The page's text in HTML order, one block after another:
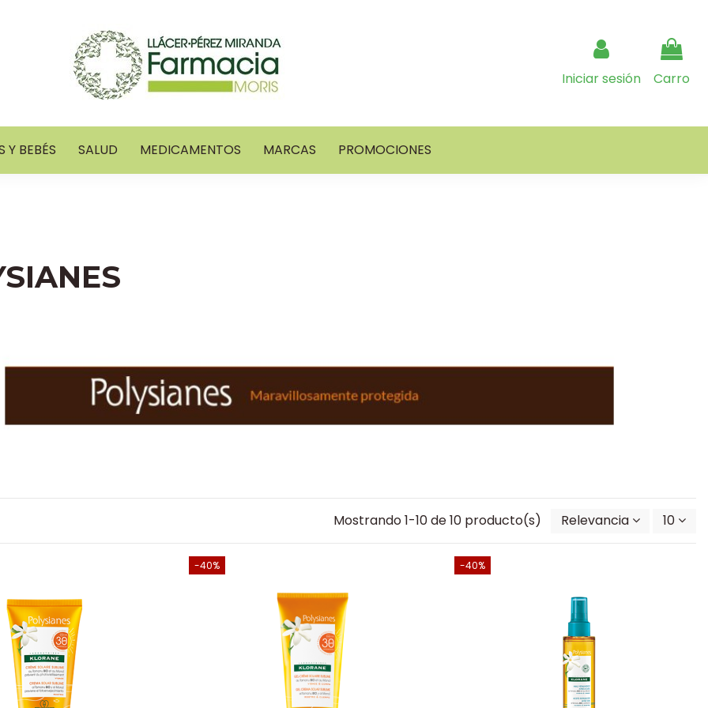
Iniciar sesión Carro
Y BEBÉS SALUD MEDICAMENTOS MARCAS PROMOCIONES
Mostrando 1-10 de 10 producto(s) Relevancia 10
-40% -40%